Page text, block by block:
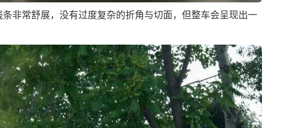
非常舒展，没有过度复杂的折角与切面，但整车会呈现出一